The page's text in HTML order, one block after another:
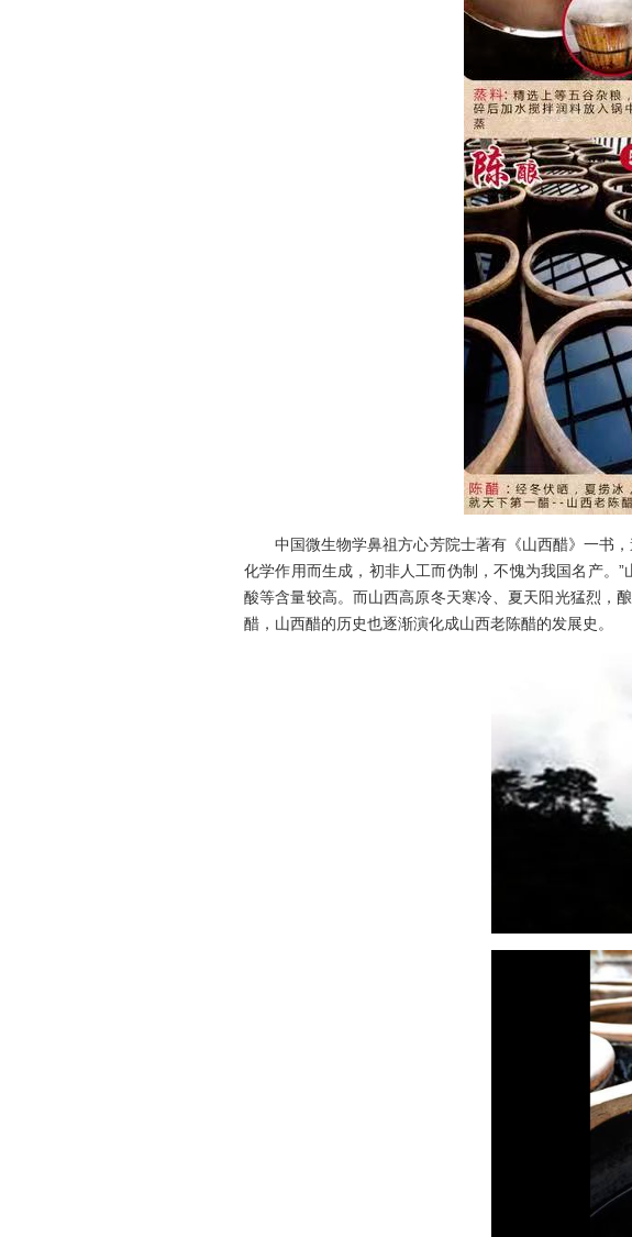
中国微生物学鼻祖方心芳院士著有《山西醋》一书，
化学作用而生成，初非人工而伪制，不愧为我国名产。
酸等含量较高。而山西高原冬天寒冷、夏天阳光猛烈，
醋，山西醋的历史也逐渐演化成山西老陈醋的发展史。